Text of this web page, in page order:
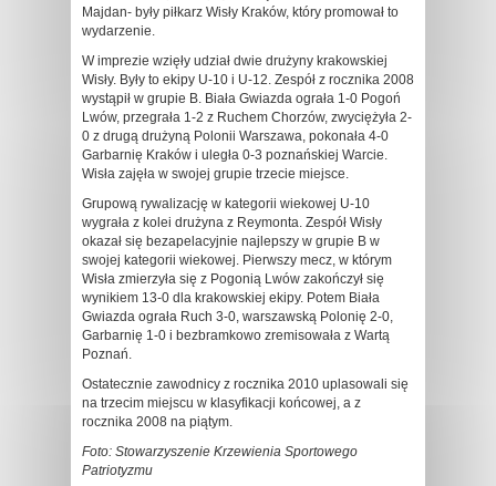
Majdan- były piłkarz Wisły Kraków, który promował to
wydarzenie.
W imprezie wzięły udział dwie drużyny krakowskiej
Wisły. Były to ekipy U-10 i U-12. Zespół z rocznika 2008
wystąpił w grupie B. Biała Gwiazda ograła 1-0 Pogoń
Lwów, przegrała 1-2 z Ruchem Chorzów, zwyciężyła 2-
0 z drugą drużyną Polonii Warszawa, pokonała 4-0
Garbarnię Kraków i uległa 0-3 poznańskiej Warcie.
Wisła zajęła w swojej grupie trzecie miejsce.
Grupową rywalizację w kategorii wiekowej U-10
wygrała z kolei drużyna z Reymonta. Zespół Wisły
okazał się bezapelacyjnie najlepszy w grupie B w
swojej kategorii wiekowej. Pierwszy mecz, w którym
Wisła zmierzyła się z Pogonią Lwów zakończył się
wynikiem 13-0 dla krakowskiej ekipy. Potem Biała
Gwiazda ograła Ruch 3-0, warszawską Polonię 2-0,
Garbarnię 1-0 i bezbramkowo zremisowała z Wartą
Poznań.
Ostatecznie zawodnicy z rocznika 2010 uplasowali się
na trzecim miejscu w klasyfikacji końcowej, a z
rocznika 2008 na piątym.
Foto: Stowarzyszenie Krzewienia Sportowego
Patriotyzmu